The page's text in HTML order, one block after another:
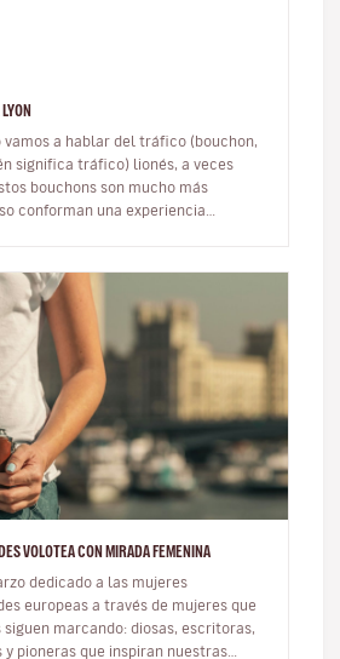
vamos a hablar del tráfico (bouchon,
significa tráfico) lionés, a veces
bouchons son mucho más
conforman una experiencia
VOLOTEA CON MIRADA FEMENINA
dedicado a las mujeres
europeas a través de mujeres que
marcando: diosas, escritoras,
pioneras que inspiran nuestras